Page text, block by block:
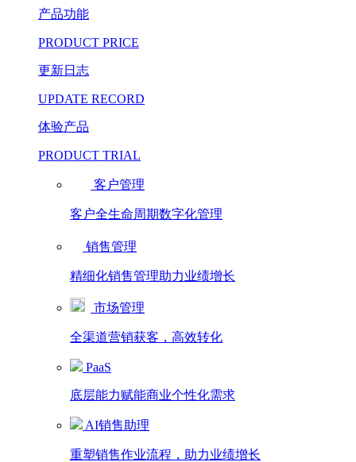
产品功能
PRODUCT PRICE
更新日志
UPDATE RECORD
体验产品
PRODUCT TRIAL
客户管理
客户全生命周期数字化管理
销售管理
精细化销售管理助力业绩增长
市场管理
全渠道营销获客，高效转化
PaaS
底层能力赋能商业个性化需求
AI销售助理
重塑销售作业流程，助力业绩增长